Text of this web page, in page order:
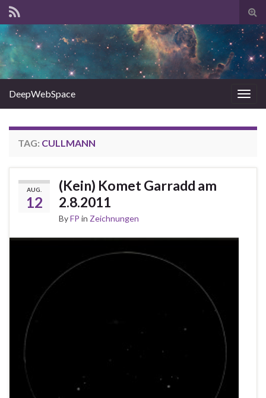
DeepWebSpace
TAG: CULLMANN
AUG.
12
(Kein) Komet Garradd am
2.8.2011
ByFP in Zeichnungen